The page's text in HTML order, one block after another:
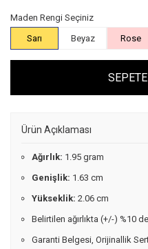
Maden Rengi Seçiniz
Sarı
Beyaz Rose
Ürün Açıklaması
Ağırlık: 1.95 gram
Genişlik: 1.63 cm
Yükseklik: 2.06 cm
Belirtilen ağırlıkta (+/-) %10
Garanti Belgesi, Orijinallik